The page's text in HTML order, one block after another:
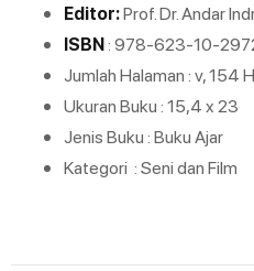
Editor:Prof. Dr. Andar
ISBN: 978-623-10-
Jumlah Halaman : v, 154
Ukuran Buku : 15,4 x 23
Jenis Buku : Buku Ajar
Kategori : Seni dan Film